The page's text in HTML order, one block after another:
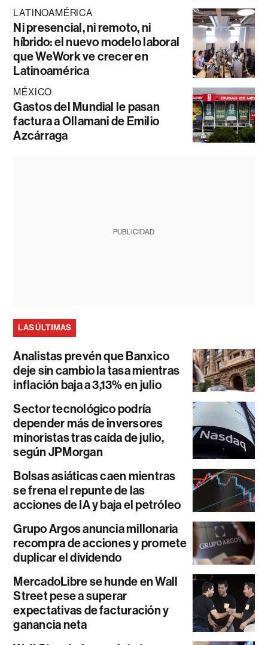
LATINOAMÉRICA
Ni presencial, ni remoto, ni
híbrido: el nuevo modelo laboral
que WeWork ve crecer en
Latinoamérica
MÉXICO
Gastos del Mundial le pasan
factura a Ollamani de Emilio
Azcárraga
PUBLICIDAD
LAS ÚLTIMAS
Analistas prevén que Banxico
deje sin cambio la tasa mientras
inflación baja a 3,13% en julio
Sector tecnológico podría
depender más de inversores
minoristas tras caída de julio,
según JPMorgan
Bolsas asiáticas caen mientras
se frena el repunte de las
acciones de IA y baja el petróleo
Grupo Argos anuncia millonaria
recompra de acciones y promete
duplicar el dividendo
MercadoLibre se hunde en Wall
Street pese a superar
expectativas de facturación y
ganancia neta